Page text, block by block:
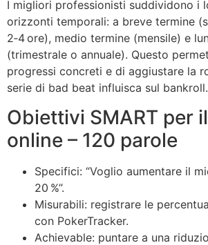
I migliori professionisti suddividono i
orizzonti temporali: a breve termine
2‑4 ore), medio termine (mensile) e
(trimestrale o annuale). Questo
progressi concreti e di aggiustare la
serie di bad beat influisca sul bankroll.
Obiettivi SMART per
online – 120 parole
Specifici: “Voglio aumentare il
20 %”.
Misurabili: registrare le
con PokerTracker.
Achievable: puntare a una